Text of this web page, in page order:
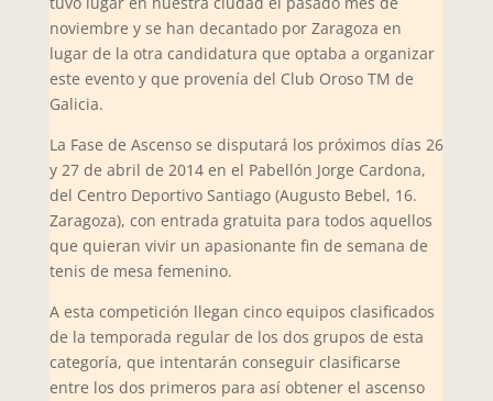
noviembre y se han decantado por Zaragoza en
lugar de la otra candidatura que optaba a organizar
este evento y que provenía del Club Oroso TM de
Galicia.
La Fase de Ascenso se disputará los próximos días 26
y 27 de abril de 2014 en el Pabellón Jorge Cardona,
del Centro Deportivo Santiago (Augusto Bebel, 16.
Zaragoza), con entrada gratuita para todos aquellos
que quieran vivir un apasionante fin de semana de
tenis de mesa femenino.
A esta competición llegan cinco equipos clasificados
de la temporada regular de los dos grupos de esta
categoría, que intentarán conseguir clasificarse
entre los dos primeros para así obtener el ascenso